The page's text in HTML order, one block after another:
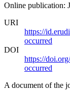
Online publication:
URI
https://
occurred
DOI
https://
occurred
A document of the